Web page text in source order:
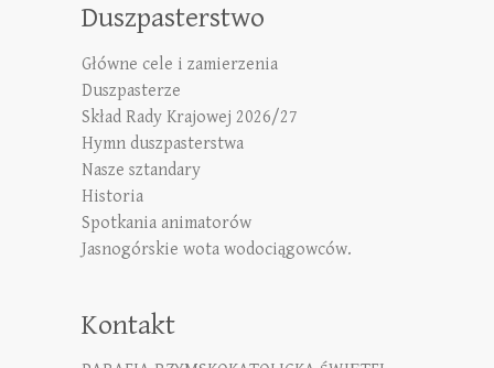
Duszpasterstwo
Główne cele i zamierzenia
Duszpasterze
Skład Rady Krajowej 2026/27
Hymn duszpasterstwa
Nasze sztandary
Historia
Spotkania animatorów
Jasnogórskie wota wodociągowców.
Kontakt